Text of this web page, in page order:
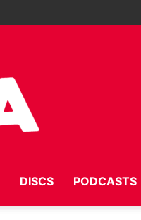
DISCS PODCASTS